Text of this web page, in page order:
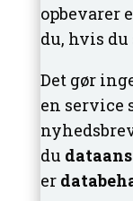
opbevarer
du, hvis du
Det gør
en service
du
er